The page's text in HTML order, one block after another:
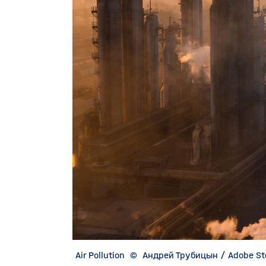
Air Pollution © Андрей Трубицын / Adobe